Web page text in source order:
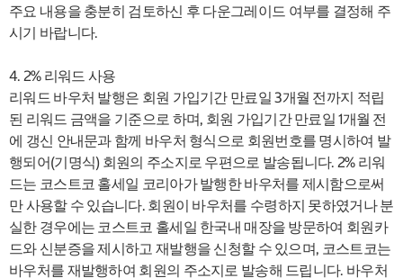
주요 내용을 충분히 검토하신 후 다운그레이드 여부를 결정해 주
시기 바랍니다.
4. 2% 리워드 사용
리워드 바우처 발행은 회원 가입기간 만료일 3개월 전까지 적립
된 리워드 금액을 기준으로 하며, 회원 가입기간 만료일 1개월 전
에 갱신 안내문과 함께 바우처 형식으로 회원번호를 명시하여 발
행되어(기명식) 회원의 주소지로 우편으로 발송됩니다. 2% 리워
드는 코스트코 홀세일 코리아가 발행한 바우처를 제시함으로써
만 사용할 수 있습니다. 회원이 바우처를 수령하지 못하였거나 분
실한 경우에는 코스트코 홀세일 한국내 매장을 방문하여 회원카
드와 신분증을 제시하고 재발행을 신청할 수 있으며, 코스트코는
바우처를 재발행하여 회원의 주소지로 발송해 드립니다. 바우처